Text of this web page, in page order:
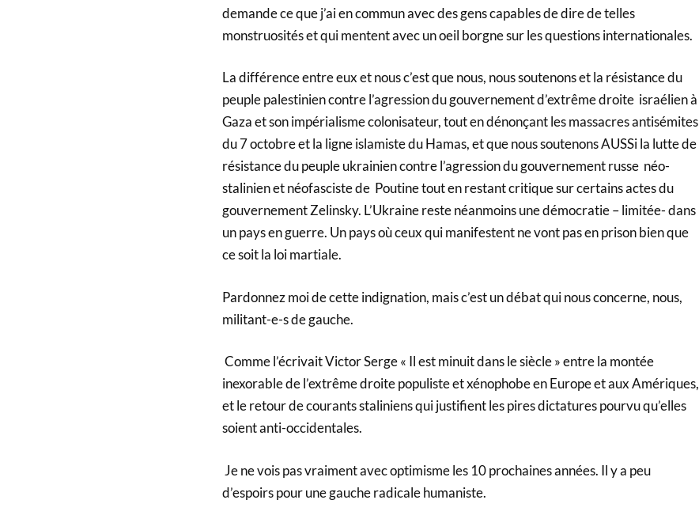
demande ce que j’ai en commun avec des gens capables de dire de telles
monstruosités et qui mentent avec un oeil borgne sur les questions internationales.
La différence entre eux et nous c’est que nous, nous soutenons et la résistance du
peuple palestinien contre l’agression du gouvernement d’extrême droite israélien à
Gaza et son impérialisme colonisateur, tout en dénonçant les massacres antisémites
du 7 octobre et la ligne islamiste du Hamas, et que nous soutenons AUSSi la lutte de
résistance du peuple ukrainien contre l’agression du gouvernement russe néo-
stalinien et néofasciste de Poutine tout en restant critique sur certains actes du
gouvernement Zelinsky. L’Ukraine reste néanmoins une démocratie – limitée- dans
un pays en guerre. Un pays où ceux qui manifestent ne vont pas en prison bien que
ce soit la loi martiale.
Pardonnez moi de cette indignation, mais c’est un débat qui nous concerne, nous,
militant-e-s de gauche.
Comme l’écrivait Victor Serge « Il est minuit dans le siècle » entre la montée
inexorable de l’extrême droite populiste et xénophobe en Europe et aux Amériques,
et le retour de courants staliniens qui justifient les pires dictatures pourvu qu’elles
soient anti-occidentales.
Je ne vois pas vraiment avec optimisme les 10 prochaines années. Il y a peu
d’espoirs pour une gauche radicale humaniste.